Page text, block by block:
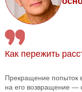
Как пережить
Прекращение попыток
на его возвращение —